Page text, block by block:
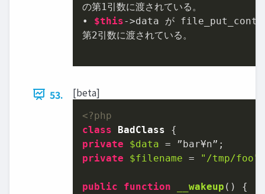
の第1 引数に渡されている。
• $this->data が
第2引数に渡されている。
53. [beta]
<?php
class
BadClass
private
$data
private
$filename = "/tmp/foo"
public function __wakeup ( )